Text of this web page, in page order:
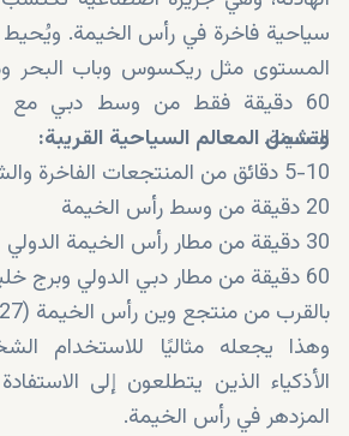
سياحية فاخرة في رأس الخيمة.
المستوى مثل ريكسوس وباب البحر
60 دقيقة فقط من وسط دبي مع
المدينة.
وتشمل المعالم السياحية القريبة:
5-10 دقائق من المنتجعات الفاخرة والشواطئ الخاصة
20 دقيقة من وسط رأس الخيمة
30 دقيقة من مطار رأس الخيمة الدولي
60 دقيقة من مطار دبي الدولي وبرج خليفة
بالقرب من منتجع وين رأس الخيمة (2027) المرتقب.
وهذا يجعله مثاليًا للاستخدام
الأذكياء الذين يتطلعون إلى
المزدهر في رأس الخيمة.